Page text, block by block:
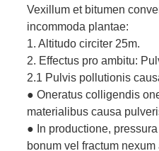
Vexillum et bitumen
incommoda plantae:
1. Altitudo circiter 25m.
2. Effectus pro ambitu:
2.1 Pulvis pollutionis
● Oneratus colligendis
materialibus causa
● In productione,
bonum vel fractum